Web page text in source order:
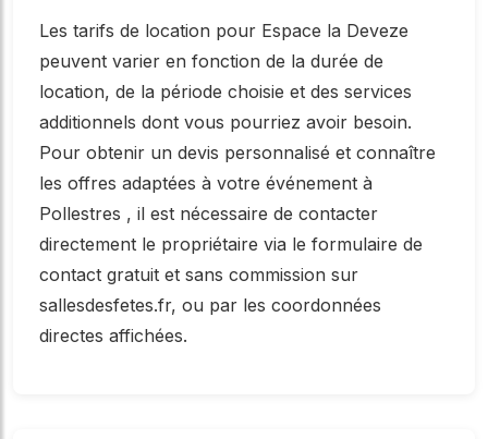
Les tarifs de location pour Espace la Deveze
peuvent varier en fonction de la durée de
location, de la période choisie et des services
additionnels dont vous pourriez avoir besoin.
Pour obtenir un devis personnalisé et connaître
les offres adaptées à votre événement à
Pollestres , il est nécessaire de contacter
directement le propriétaire via le formulaire de
contact gratuit et sans commission sur
sallesdesfetes.fr, ou par les coordonnées
directes affichées.